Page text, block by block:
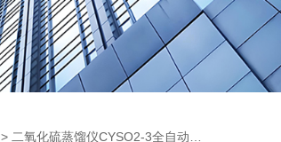
> 二氧化硫蒸馏仪CYSO2-3全自动蒸馏装置